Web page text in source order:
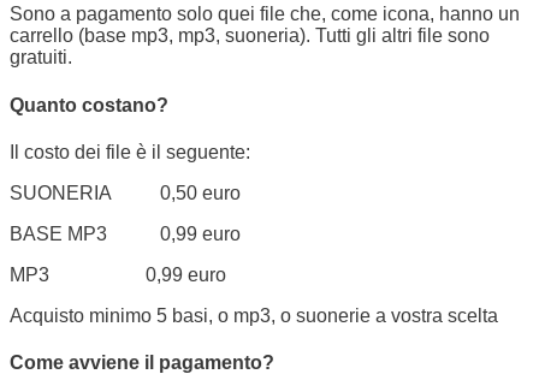
Sono a pagamento solo quei file che, come icona, hanno un
carrello (base mp3, mp3, suoneria). Tutti gli altri file sono
gratuiti.
Quanto costano?
Il costo dei file è il seguente:
SUONERIA 0,50 euro
BASE MP3 0,99 euro
MP3 0,99 euro
Acquisto minimo 5 basi, o mp3, o suonerie a vostra scelta
Come avviene il pagamento?